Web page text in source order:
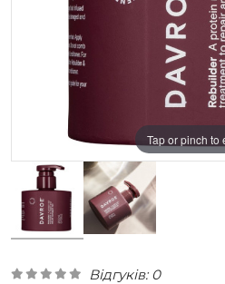
Tap or pinch to
Відгуків: 0